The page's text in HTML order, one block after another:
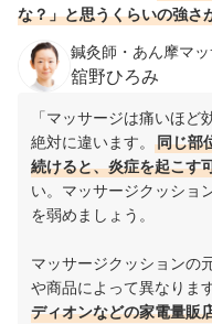
な？」と思うくらいの強さ
鍼灸師・あん摩マ
舘野ひろみ
「マッサージは痛いほ
絶対に違います。
同じ部
続けると、炎症を起こす
い。マッサージクッショ
を弱めましょう。
マッサージクッションの
や商品によって異なりま
ディオンなどの家電量販